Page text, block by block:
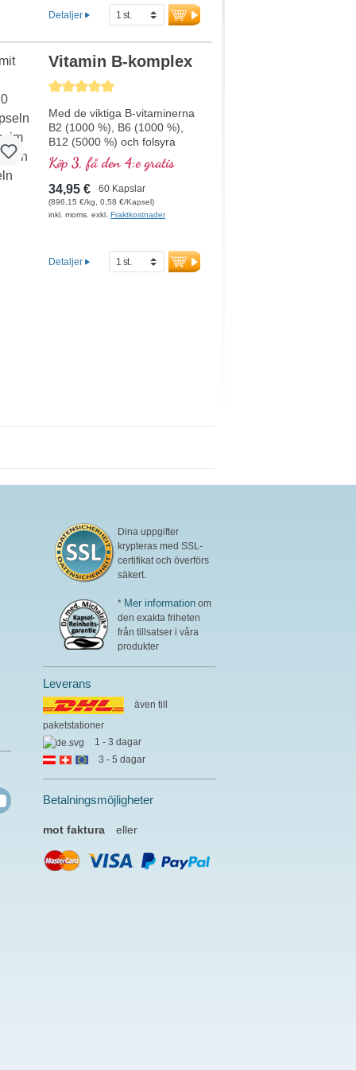
livsmedel, kompletterar
effekten och spelar en viktig
Detta högkvalitativa
kosttillskott är fritt från
tillsatser och tillverkas i
Tyskland. Förseglingen är
aluminiumfri.
mer information om
Inositol Cholin
Detaljer
Genomsnittligt betyg på 5 av 5 stjärnor
Vitamin B-komplex
Med de viktiga B-vitaminerna
B2 (1000 %), B6 (1000 %),
B12 (5000 %) och folsyra
(400 %) i bioaktiv form samt
alla andra B-vitaminer. Med
metylkobalamin och
adenosylkobalamin.
Köp 3, få den 4:e gratis
34,95 € 60 Kapslar
(896,15 €/kg, 0,58 €/Kapsel)
inkl. moms. exkl.Fraktkostnader
Detaljer
Dina uppgifter
krypteras med SSL-
certifikat och överförs
säkert.
* Mer information om
den exakta friheten
från tillsatser i våra
produkter
Leverans
även till
paketstationer
1 - 3 dagar
3 - 5 dagar
Betalningsmöjligheter
mot faktura eller